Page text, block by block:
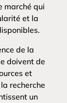
marché qui
et la
de la
doivent de
et
recherche
un